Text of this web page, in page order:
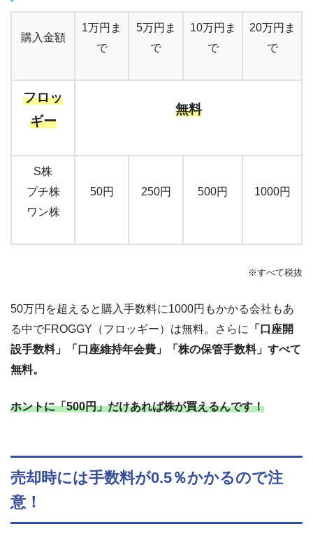
購入金額
1万円ま
で
5万円ま
で
10万円ま
で
20万円ま
で
フロッ
ギー
無料
S株
プチ株
ワン株
50円 250円 500円 1000円
※すべて税抜
50万円を超えると購入手数料に1000円もかかる会社もあ
る中でFROGGY（フロッギー）は無料。さらに
「口座開
設手数料」「口座維持年会費」「株の保管手数料」すべて
無料。
ホントに「500円」だけあれば株が買えるんです！
売却時には手数料が0.5％かかるので注
意！